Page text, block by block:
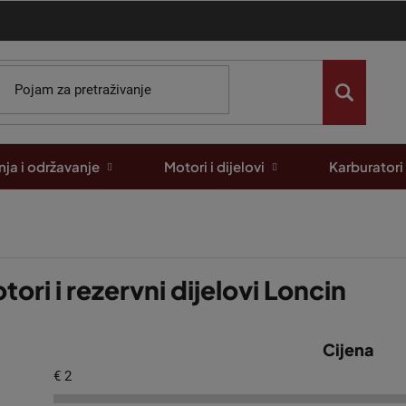
i održavanje Motori i dijelovi Karburatori
i rezervni dijelovi Loncin
Cijena
€ 2